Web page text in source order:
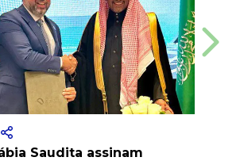
Parcerias
Mapa e parceiros discutem